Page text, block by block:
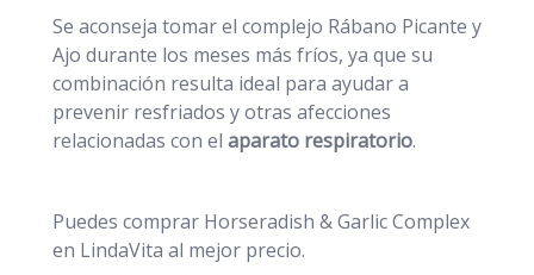
Se aconseja tomar el complejo Rábano Picante y
Ajo durante los meses más fríos, ya que su
combinación resulta ideal para ayudar a
prevenir resfriados y otras afecciones
relacionadas con el aparato respiratorio.
Puedes comprar Horseradish & Garlic Complex
en LindaVita al mejor precio.